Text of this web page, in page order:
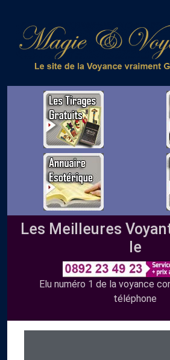
Les Meilleures
le
Elu numéro 1 de la voyance
téléphone